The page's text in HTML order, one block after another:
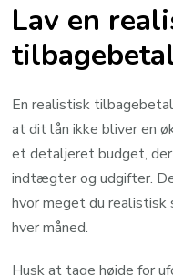
Lav en
En realistisk
at dit lån ikke bliver en
et detaljeret budget,
indtægter og udgifter.
hvor meget du
hver måned.
Husk at tage højde for